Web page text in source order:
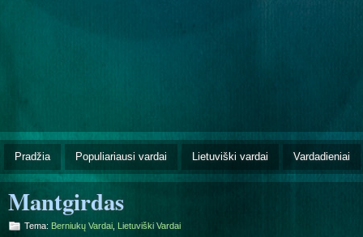
Pradžia Populiariausi vardai Lietuviški vardai Vardadieniai
Mantgirdas
Tema: Berniukų Vardai Lietuviški Vardai